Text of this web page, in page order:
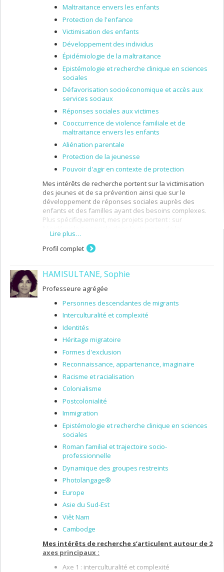
Maltraitance envers les enfants
Protection de l'enfance
Victimisation des enfants
Développement des individus
Épidémiologie de la maltraitance
Epistémologie et recherche clinique en sciences
sociales
Défavorisation socioéconomique et accès aux
services sociaux
Réponses sociales aux victimes
Cooccurrence de violence familiale et de
maltraitance envers les enfants
Aliénation parentale
Protection de la jeunesse
Pouvoir d'agir en contexte de protection
Mes intérêts de recherche portent sur la victimisation
des jeunes et de sa prévention ainsi que sur le
développement de réponses sociales auprès des
enfants et des familles ayant des besoins complexes.
Plus spécifiquement, mes projets portent : sur
polyvictimisation, de la maltraitance et de la violence
envers les enfants; le développement et l'évaluation
d'innovations sociales qui s'appuient sur des
des enfants, la participation des jeunes et des parents,
partenariale ainsi que le continuum d'action entre la
promotion, la prévention et la protection de la jeunesse.
Lire plus…
Profil complet
HAMISULTANE, Sophie
Professeure agrégée
Personnes descendantes de migrants
Interculturalité et complexité
Identités
Héritage migratoire
Formes d'exclusion
Reconnaissance, appartenance, imaginaire
Racisme et racialisation
Colonialisme
Postcolonialité
Immigration
Epistémologie et recherche clinique en sciences
sociales
Roman familial et trajectoire socio-
professionnelle
Dynamique des groupes restreints
Photolangage®
Europe
Asie du Sud-Est
Viêt Nam
Cambodge
Mes intérêts de recherche s’articulent autour de 2
axes principaux :
Axe 1 : interculturalité et complexité